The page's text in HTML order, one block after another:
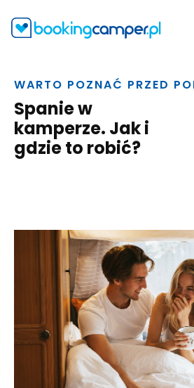
WARTO POZNAĆ PRZED
Spanie w
kamperze. Jak i
gdzie to robić?